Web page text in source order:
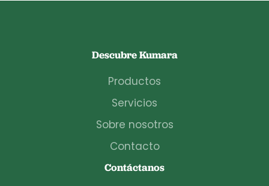
Descubre Kumara
Productos
Servicios
Sobre nosotros
Contacto
Contáctanos